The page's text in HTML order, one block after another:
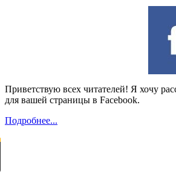
Приветствую всех читателей! Я хочу
для вашей страницы в Facebook.
Подробнее...